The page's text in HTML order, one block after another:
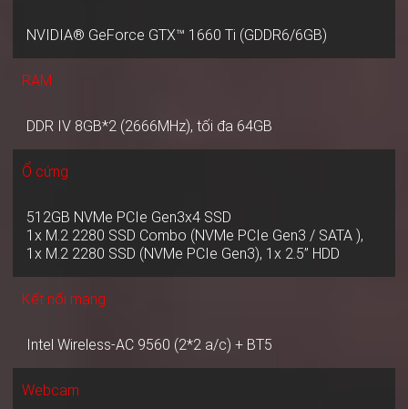
NVIDIA® GeForce GTX™ 1660 Ti (GDDR6/6GB)
RAM
DDR IV 8GB*2 (2666MHz), tối đa 64GB
Ổ cứng
512GB NVMe PCIe Gen3x4 SSD
1x M.2 2280 SSD Combo (NVMe PCIe Gen3 / SATA ),
1x M.2 2280 SSD (NVMe PCIe Gen3), 1x 2.5” HDD
Kết nối mạng
Intel Wireless-AC 9560 (2*2 a/c) + BT5
Webcam